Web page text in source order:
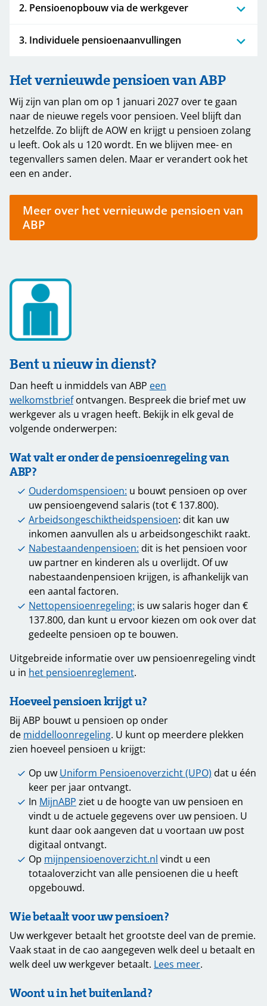
2. Pensioenopbouw via de werkgever
3. Individuele pensioenaanvullingen
Het vernieuwde pensioen van ABP
Wij zijn van plan om op 1 januari 2027 over te gaan
naar de nieuwe regels voor pensioen. Veel blijft dan
hetzelfde. Zo blijft de AOW en krijgt u pensioen zolang
u leeft. Ook als u 120 wordt. En we blijven mee- en
tegenvallers samen delen. Maar er verandert ook het
een en ander.
Meer over het vernieuwde pensioen van
ABP
Bent u nieuw in dienst?
Dan heeft u inmiddels van ABP een
welkomstbriefontvangen. Bespreek die brief met uw
werkgever als u vragen heeft. Bekijk in elk geval de
volgende onderwerpen:
Wat valt er onder de pensioenregeling van
ABP?
Ouderdomspensioen: u bouwt pensioen op over
uw pensioengevend salaris (tot € 137.800).
Arbeidsongeschiktheidspensioen: dit kan uw
inkomen aanvullen als u arbeidsongeschikt raakt.
Nabestaandenpensioen: dit is het pensioen voor
uw partner en kinderen als u overlijdt. Of uw
nabestaandenpensioen krijgen, is afhankelijk van
een aantal factoren.
Nettopensioenregeling: is uw salaris hoger dan €
137.800, dan kunt u ervoor kiezen om ook over dat
gedeelte pensioen op te bouwen.
Uitgebreide informatie over uw pensioenregeling vindt
u in het pensioenreglement.
Hoeveel pensioen krijgt u?
Bij ABP bouwt u pensioen op onder
de middelloonregeling. U kunt op meerdere plekken
zien hoeveel pensioen u krijgt:
Op uw Uniform Pensioenoverzicht (UPO) dat u één
keer per jaar ontvangt.
In MijnABP ziet u de hoogte van uw pensioen en
vindt u de actuele gegevens over uw pensioen. U
kunt daar ook aangeven dat u voortaan uw post
digitaal ontvangt.
Op mijnpensioenoverzicht.nl vindt u een
totaaloverzicht van alle pensioenen die u heeft
opgebouwd.
Wie betaalt voor uw pensioen?
Uw werkgever betaalt het grootste deel van de premie.
Vaak staat in de cao aangegeven welk deel u betaalt en
welk deel uw werkgever betaalt. Lees meer.
Woont u in het buitenland?